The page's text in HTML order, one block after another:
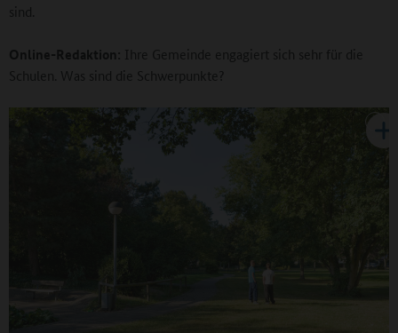
sind.
Online-Redaktion: Ihre Gemeinde engagiert sich sehr für die
Schulen. Was sind die Schwerpunkte?